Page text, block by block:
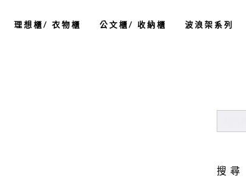
理想櫃/ 衣物櫃 公文櫃/ 收納櫃 波浪架系列
搜尋